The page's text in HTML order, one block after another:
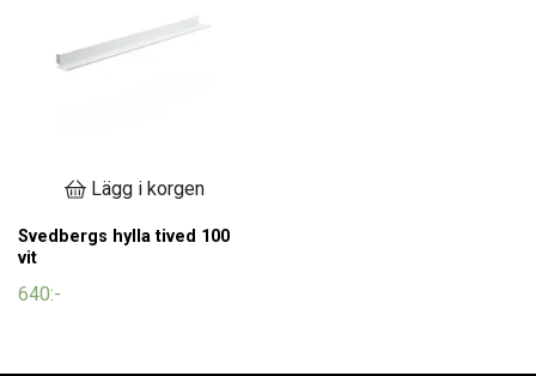
Lägg i korgen
Svedbergs hylla tived 100
vit
640:-